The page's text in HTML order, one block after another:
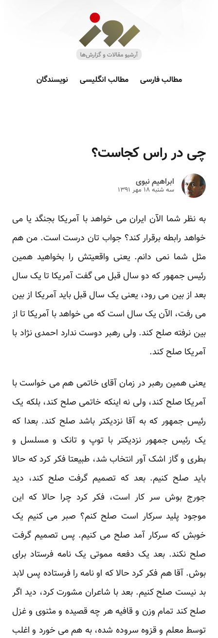
مطالب فارسی مطالب انگلیسی نویسندگان
چی در راس کجاست؟
ابراهیم نبوی
سه شنبه ۱۸ مهر ۱۳۹۱
به نظر شما الآن ایران می خواهد با آمریکا بجنگد یا می
خواهد رابطه برقرار کند؟ جواب تان درست است. من هم
مثل شما نمی دانم. یعنی واقعیتش را بخواهید همین
رئیس جمهور که دو سال قبل می گفت آمریکا تا یک سال
بعد از بین می رود، یعنی یک سال قبل باید آمریکا از بین
می رفت، الآن یک سال است که می خواهد با آمریکا تا از
بین نرفته صلح کند. ولی رهبر دوست ندارد احمدی نژاد با
آمریکا صلح کند.
یعنی همین رهبر در زمان آقای خاتمی هم می خواست با
آمریکا صلح کند، ولی نه اینکه خاتمی صلح کند، بلکه یک
رئیس جمهور که به آقا نزدیکتر باشد صلح کند. بعدا که
یک رئیس جمهور نزدیکتر با توپ و تانک و مسلسل و
بطری و گاز اشک آور انتخاب شد، طبیعتا فکر کرد که حالا
باید صلح کنیم. بعد که تصمیم گرفت صلح کند، دید
جورج بوش سر کار است، فکر کرد چرا حالا که این
موجود پلید سرکار است صلح کنم؟ صبر می کنیم یک
خوبش که سرکار آمد صلح می کنیم. پس تصمیم گرفت
صلح نکند. بعد یک دفعه مموتی یک نامه فرستاد برای
بوش. آقا هم فکر کرد حالا که او نامه را فرستاده پس لابد
بد نیست صلح کنیم. بعد با شاعران مشورت کرد، دید اگر
صلح کند تمام وزن و قافیه هر چه قصیده و مثنوی و غزل
توسط معلم و قزوه سروده شده، به هم می خورد و اغلب